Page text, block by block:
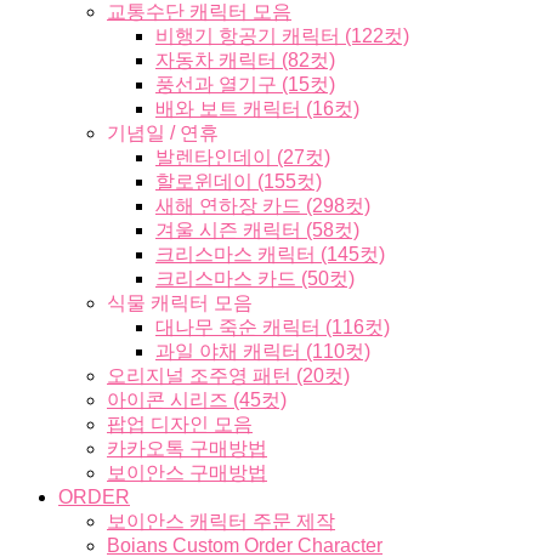
교통수단 캐릭터 모음
비행기 항공기 캐릭터 (122컷)
자동차 캐릭터 (82컷)
풍선과 열기구 (15컷)
배와 보트 캐릭터 (16컷)
기념일 / 연휴
발렌타인데이 (27컷)
할로윈데이 (155컷)
새해 연하장 카드 (298컷)
겨울 시즌 캐릭터 (58컷)
크리스마스 캐릭터 (145컷)
크리스마스 카드 (50컷)
식물 캐릭터 모음
대나무 죽순 캐릭터 (116컷)
과일 야채 캐릭터 (110컷)
오리지널 조주영 패턴 (20컷)
아이콘 시리즈 (45컷)
팝업 디자인 모음
카카오톡 구매방법
보이안스 구매방법
ORDER
보이안스 캐릭터 주문 제작
Boians Custom Order Character